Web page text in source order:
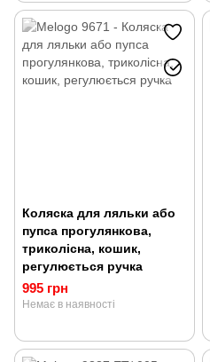
Коляска для ляльки або
пупса прогулянкова,
триколісна, кошик,
регулюється ручка
995 грн
Немає в наявності